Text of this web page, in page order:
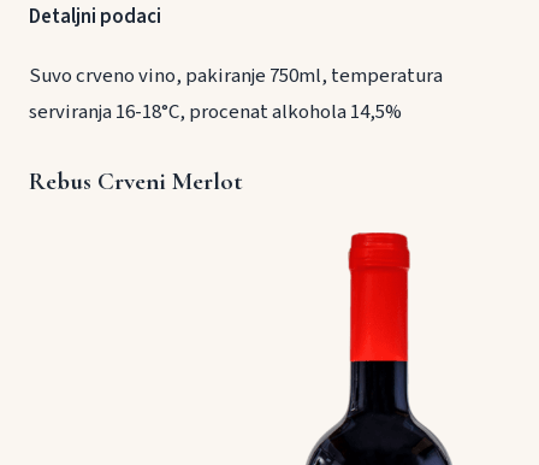
Detaljni podaci
Suvo crveno vino, pakiranje 750ml, temperatura
serviranja 16-18°C, procenat alkohola 14,5%
Rebus Crveni Merlot